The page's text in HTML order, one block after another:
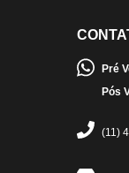
Pré
Pós
(11)